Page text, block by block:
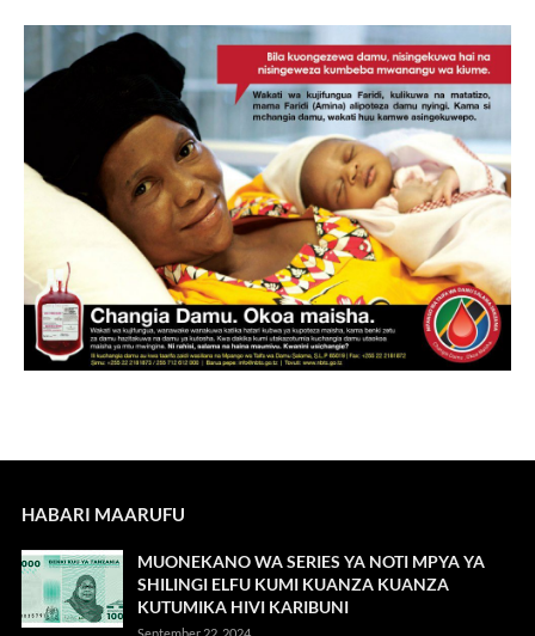
HABARI MAARUFU
MUONEKANO WA SERIES YA NOTI MPYA YA
SHILINGI ELFU KUMI KUANZA KUANZA
KUTUMIKA HIVI KARIBUNI
September 22, 2024